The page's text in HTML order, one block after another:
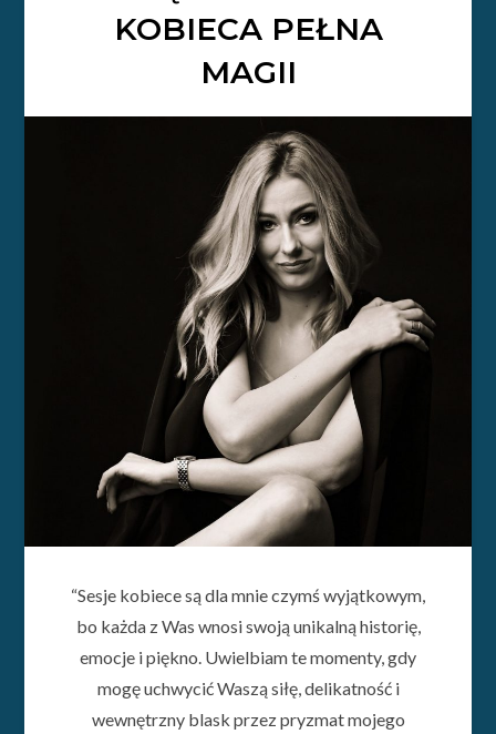
KOBIECA PEŁNA
MAGII
“Sesje kobiece są dla mnie czymś wyjątkowym,
bo każda z Was wnosi swoją unikalną historię,
emocje i piękno. Uwielbiam te momenty, gdy
mogę uchwycić Waszą siłę, delikatność i
wewnętrzny blask przez pryzmat mojego